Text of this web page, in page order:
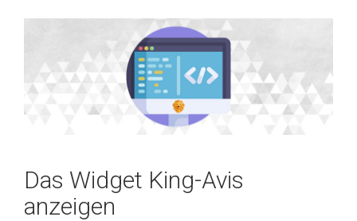
Das Widget King-Avis
anzeigen